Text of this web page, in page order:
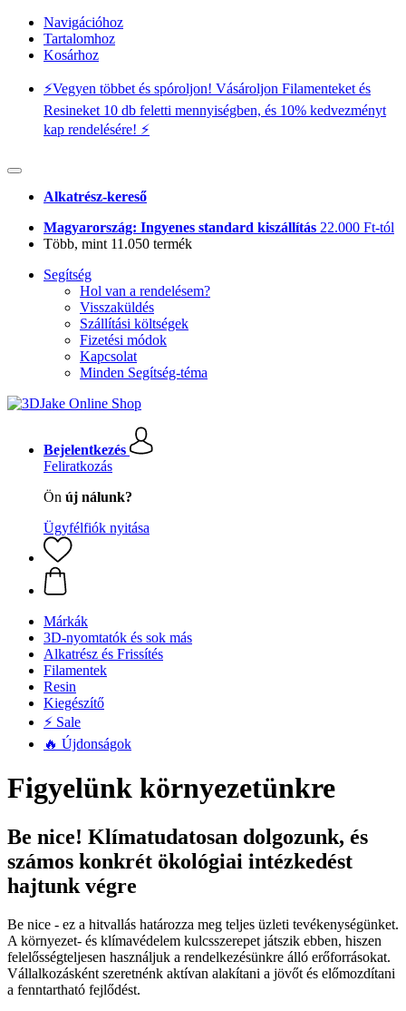
Navigációhoz
Tartalomhoz
Kosárhoz
⚡️Vegyen többet és spóroljon! Vásároljon Filamenteket és
Resineket 10 db feletti mennyiségben, és 10% kedvezményt
kap rendelésére! ⚡️
Alkatrész-kereső
Magyarország: Ingyenes standard kiszállítás 22.000 Ft-tól
Több, mint 11.050 termék
Segítség
Hol van a rendelésem?
Visszaküldés
Szállítási költségek
Fizetési módok
Kapcsolat
Minden Segítség-téma
Bejelentkezés
Feliratkozás
Ön új nálunk?
Ügyfélfiók nyitása
Márkák
3D-nyomtatók és sok más
Alkatrész és Frissítés
Filamentek
Resin
Kiegészítő
⚡ Sale
🔥 Újdonságok
Figyelünk környezetünkre
Be nice! Klímatudatosan dolgozunk, és
számos konkrét ökológiai intézkedést
hajtunk végre
Be nice - ez a hitvallás határozza meg teljes üzleti tevékenységünket.
A környezet- és klímavédelem kulcsszerepet játszik ebben, hiszen
felelősségteljesen használjuk a rendelkezésünkre álló erőforrásokat.
Vállalkozásként szeretnénk aktívan alakítani a jövőt és előmozdítani
a fenntartható fejlődést.